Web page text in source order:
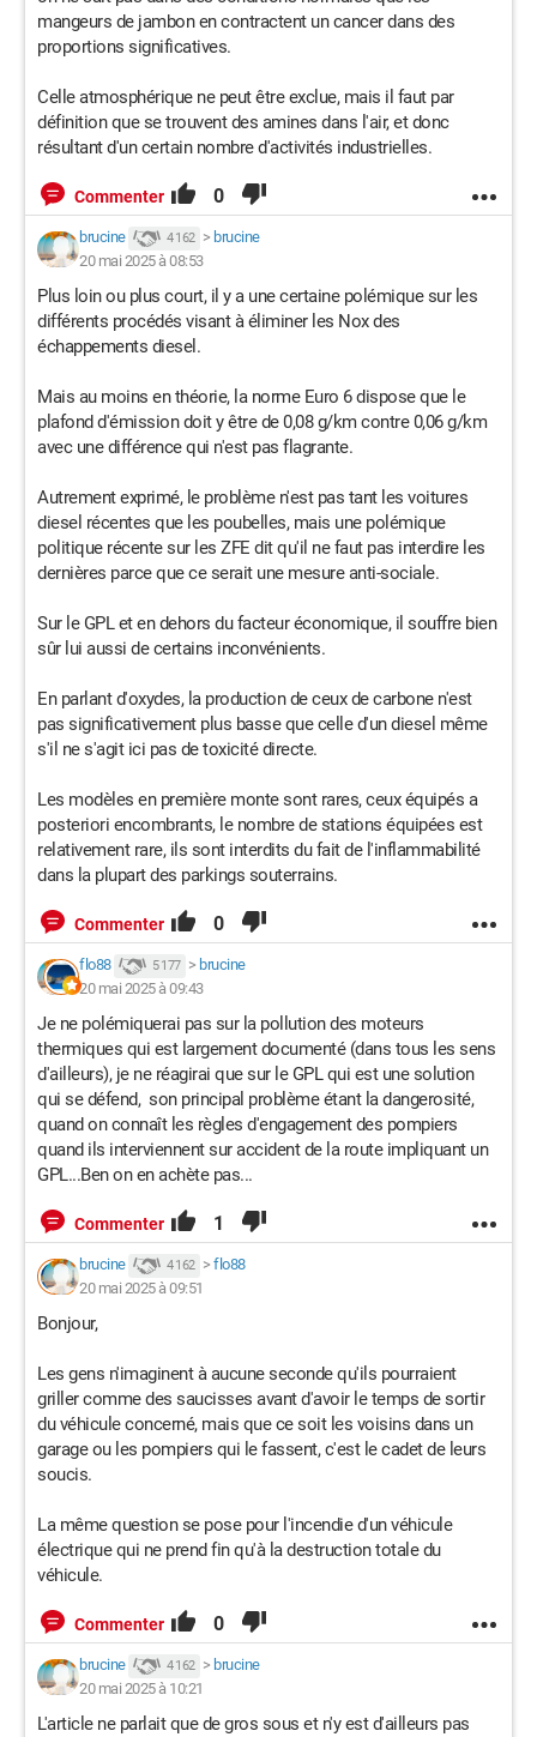
mangeurs de jambon en contractent un cancer dans des
proportions significatives.
Celle atmosphérique ne peut être exclue, mais il faut par
définition que se trouvent des amines dans l'air, et donc
résultant d'un certain nombre d'activités industrielles.
Commenter 0
brucine 4 162 > brucine
20 mai 2025 à 08:53
Plus loin ou plus court, il y a une certaine polémique sur les
différents procédés visant à éliminer les Nox des
échappements diesel.
Mais au moins en théorie, la norme Euro 6 dispose que le
plafond d'émission doit y être de 0,08 g/km contre 0,06 g/km
avec une différence qui n'est pas flagrante.
Autrement exprimé, le problème n'est pas tant les voitures
diesel récentes que les poubelles, mais une polémique
politique récente sur les ZFE dit qu'il ne faut pas interdire les
dernières parce que ce serait une mesure anti-sociale.
Sur le GPL et en dehors du facteur économique, il souffre bien
sûr lui aussi de certains inconvénients.
En parlant d'oxydes, la production de ceux de carbone n'est
pas significativement plus basse que celle d'un diesel même
s'il ne s'agit ici pas de toxicité directe.
Les modèles en première monte sont rares, ceux équipés a
posteriori encombrants, le nombre de stations équipées est
relativement rare, ils sont interdits du fait de l'inflammabilité
dans la plupart des parkings souterrains.
Commenter 0
flo88 5 177 > brucine
20 mai 2025 à 09:43
Je ne polémiquerai pas sur la pollution des moteurs
thermiques qui est largement documenté (dans tous les sens
d'ailleurs), je ne réagirai que sur le GPL qui est une solution
qui se défend, son principal problème étant la dangerosité,
quand on connaît les règles d'engagement des pompiers
quand ils interviennent sur accident de la route impliquant un
GPL...Ben on en achète pas...
Commenter 1
brucine 4 162 > flo88
20 mai 2025 à 09:51
Bonjour,
Les gens n'imaginent à aucune seconde qu'ils pourraient
griller comme des saucisses avant d'avoir le temps de sortir
du véhicule concerné, mais que ce soit les voisins dans un
garage ou les pompiers qui le fassent, c'est le cadet de leurs
soucis.
La même question se pose pour l'incendie d'un véhicule
électrique qui ne prend fin qu'à la destruction totale du
véhicule.
Commenter 0
brucine 4 162 > brucine
20 mai 2025 à 10:21
L'article ne parlait que de gros sous et n'y est d'ailleurs pas